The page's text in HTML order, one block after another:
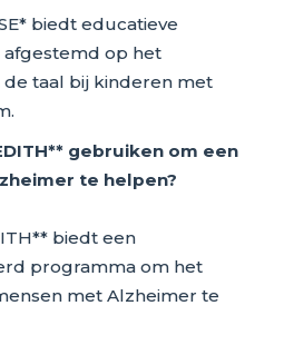
biedt educatieve
afgestemd op het
taal bij kinderen met
gebruiken om een
te helpen?
biedt een
programma om het
met Alzheimer te